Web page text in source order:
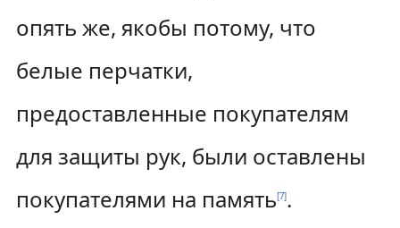
опять же, якобы потому, что
белые перчатки,
предоставленные покупателям
для защиты рук, были оставлены
покупателями на память[7].